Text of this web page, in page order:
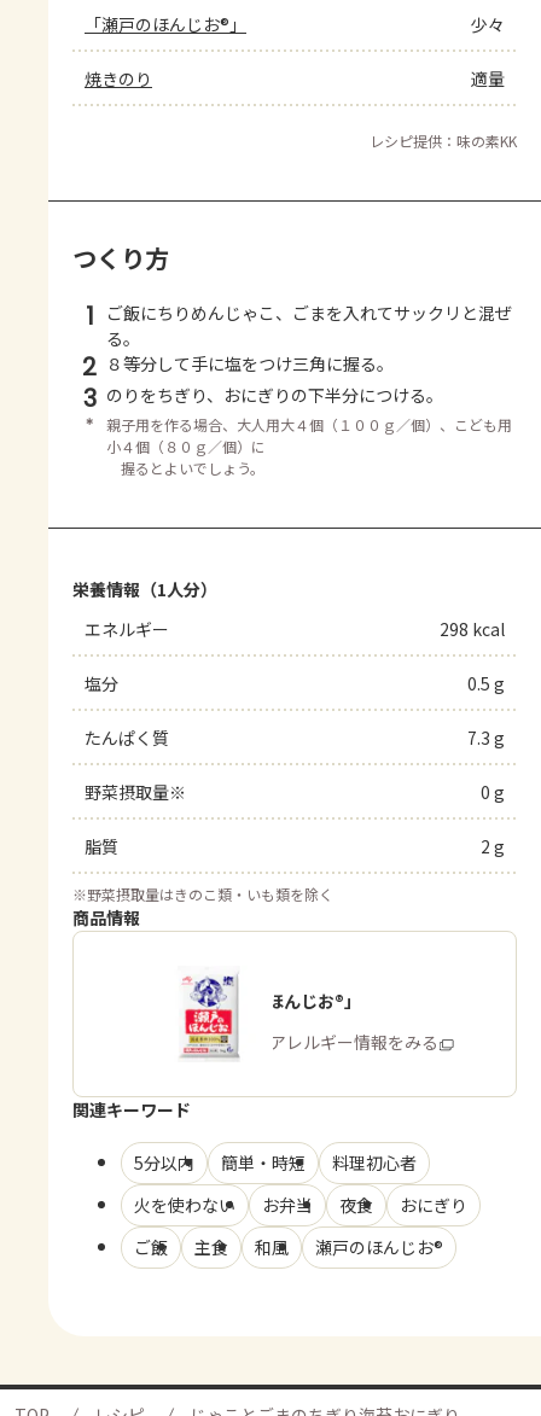
「瀬戸のほんじお®」 少々
焼きのり 適量
レシピ提供：味の素KK
つくり方
1
ご飯にちりめんじゃこ、ごまを入れてサックリと混ぜ
る。
2 ８等分して手に塩をつけ三角に握る。
3 のりをちぎり、おにぎりの下半分につける。
＊
親子用を作る場合、大人用大４個（１００ｇ／個）、こども用
小４個（８０ｇ／個）に
握るとよいでしょう。
栄養情報（1人分）
エネルギー
298 kcal
塩分 0.5 g
たんぱく質 7.3 g
野菜摂取量※ 0 g
脂質 2 g
※野菜摂取量はきのこ類・いも類を除く
商品情報
「瀬戸のほんじお®」
商品・アレルギー情報をみる
関連キーワード
5分以内 簡単・時短
料理初心者
火を使わない
お弁当 夜食
おにぎり
ご飯
主食 和風 瀬戸のほんじお®